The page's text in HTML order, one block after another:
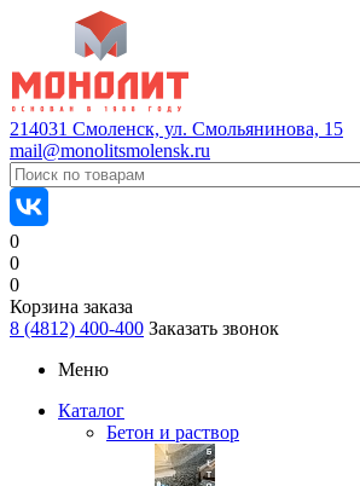
214031 Смоленск, ул. Смольянинова, 15
mail@monolitsmolensk.ru
0
0
0
Корзина заказа
8 (4812) 400-400 Заказать звонок
Меню
Каталог
Бетон и раствор